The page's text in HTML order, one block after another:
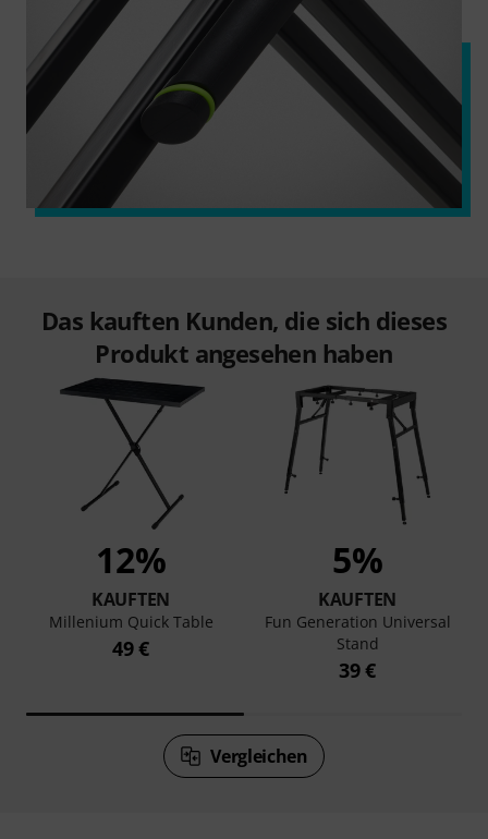
Das kauften Kunden, die sich dieses
Produkt angesehen haben
12%
KAUFTEN
Millenium Quick Table
49 €
5%
KAUFTEN
Fun Generation Universal
Stand
39 €
Vergleichen